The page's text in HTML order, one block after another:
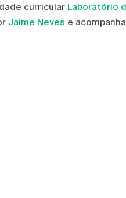
curricular Laboratório
Jaime Neves e